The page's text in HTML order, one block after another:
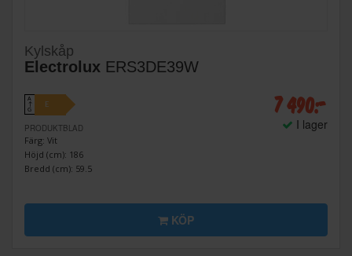
Kylskåp
Electrolux ERS3DE39W
A
↑
G
E
PRODUKTBLAD
Färg: Vit
Höjd (cm): 186
Bredd (cm): 59.5
7 490:-
I lager
KÖP